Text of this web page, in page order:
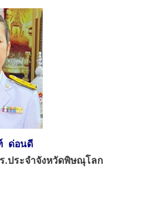
ด่อนดี
.ประจำจังหวัดพิษณุโลก